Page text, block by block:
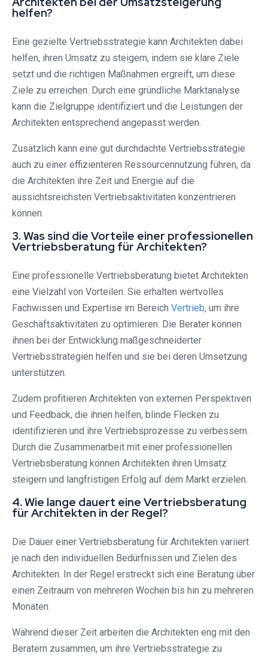
helfen?
Eine gezielte Vertriebsstrategie kann Architekten dabei
helfen, ihren Umsatz zu steigern, indem sie klare Ziele
setzt und die richtigen Maßnahmen ergreift, um diese
Ziele zu erreichen. Durch eine gründliche Marktanalyse
kann die Zielgruppe identifiziert und die Leistungen der
Architekten entsprechend angepasst werden.
Zusätzlich kann eine gut durchdachte Vertriebsstrategie
auch zu einer effizienteren Ressourcennutzung führen, da
die Architekten ihre Zeit und Energie auf die
aussichtsreichsten Vertriebsaktivitäten konzentrieren
können.
3. Was sind die Vorteile einer professionellen
Vertriebsberatung für Architekten?
Eine professionelle Vertriebsberatung bietet Architekten
eine Vielzahl von Vorteilen. Sie erhalten wertvolles
Fachwissen und Expertise im Bereich Vertrieb, um ihre
Geschäftsaktivitäten zu optimieren. Die Berater können
ihnen bei der Entwicklung maßgeschneiderter
Vertriebsstrategien helfen und sie bei deren Umsetzung
unterstützen.
Zudem profitieren Architekten von externen Perspektiven
und Feedback, die ihnen helfen, blinde Flecken zu
identifizieren und ihre Vertriebsprozesse zu verbessern.
Durch die Zusammenarbeit mit einer professionellen
Vertriebsberatung können Architekten ihren Umsatz
steigern und langfristigen Erfolg auf dem Markt erzielen.
4. Wie lange dauert eine Vertriebsberatung
für Architekten in der Regel?
Die Dauer einer Vertriebsberatung für Architekten variiert
je nach den individuellen Bedürfnissen und Zielen des
Architekten. In der Regel erstreckt sich eine Beratung über
einen Zeitraum von mehreren Wochen bis hin zu mehreren
Monaten.
Während dieser Zeit arbeiten die Architekten eng mit den
Beratern zusammen, um ihre Vertriebsstrategie zu